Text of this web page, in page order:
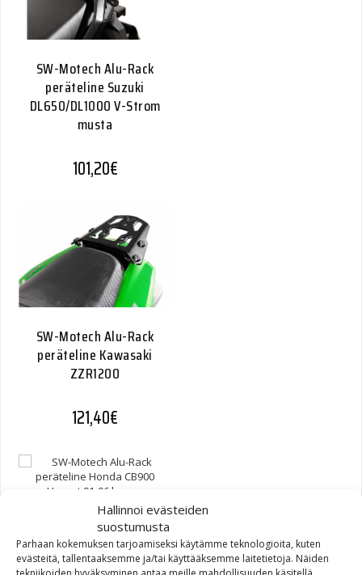
Hallinnoi evästeiden
suostumusta
Parhaan kokemuksen tarjoamiseksi käytämme teknologioita, kuten
evästeitä, tallentaaksemme ja/tai käyttääksemme laitetietoja. Näiden
SW-Motech Alu-Rack
peräteline Suzuki
DL650/DL1000 V-Strom
musta
101,20€
SW-Motech Alu-Rack
peräteline Kawasaki
ZZR1200
121,40€
SW-Motech Alu-Rack
peräteline Honda CB900
Hornet 01-06 hopea